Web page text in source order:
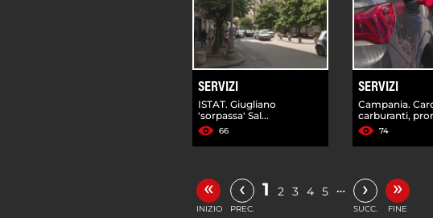
SERVIZI
ISTAT. Giugliano
'sorpassa' Sal...
66
SERVIZI
Campania.
carburanti,
74
«
INIZIO
‹
PREC.
1 2 3 4 5 … ›
SUCC.
»
FINE